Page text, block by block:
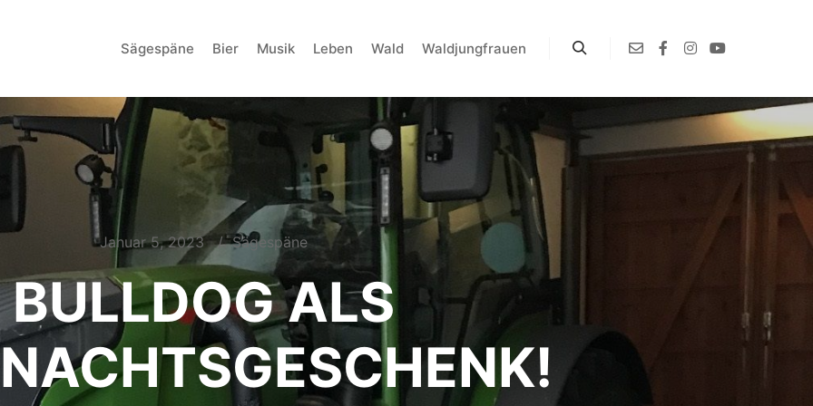
Sägespäne Bier Musik Leben Wald Waldjungfrauen
Januar 5, 2023 Sägespäne
BULLDOG ALS